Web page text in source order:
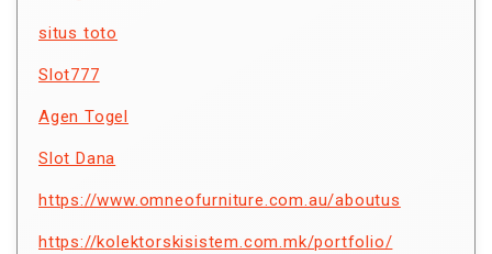
situs toto
Slot777
Agen Togel
Slot Dana
https://www.omneofurniture.com.au/aboutus
https://kolektorskisistem.com.mk/portfolio/